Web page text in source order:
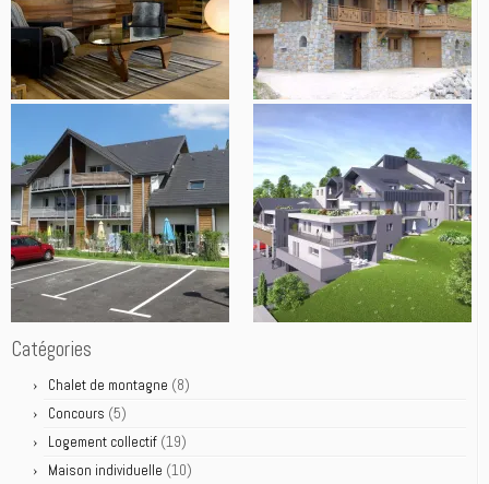
Catégories
Chalet de montagne (8)
Concours (5)
Logement collectif (19)
Maison individuelle (10)